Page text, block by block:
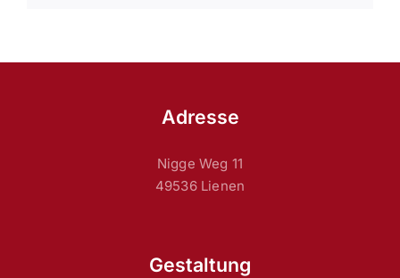
Adresse
Nigge Weg 11
49536 Lienen
Gestaltung